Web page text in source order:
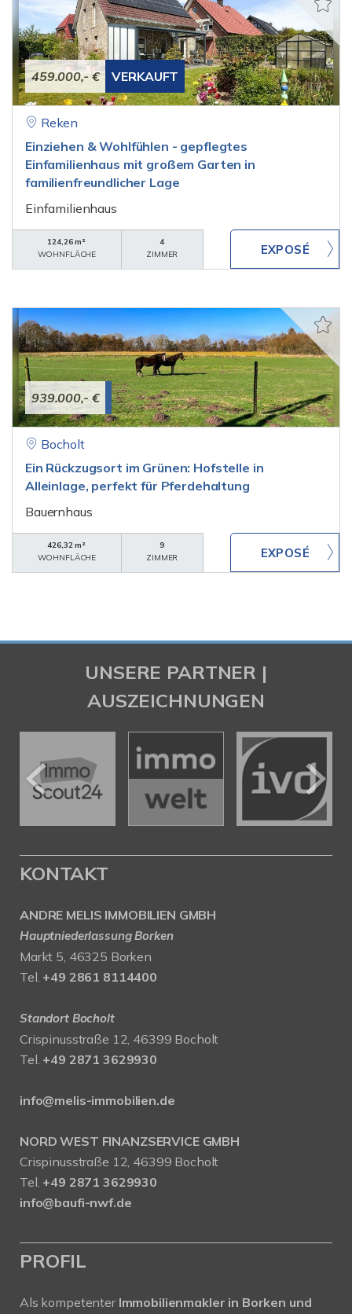
459.000,- € VERKAUFT
Reken
Einziehen & Wohlfühlen - gepflegtes
Einfamilienhaus mit großem Garten in
familienfreundlicher Lage
Einfamilienhaus
124,26 m²
WOHNFLÄCHE
4
ZIMMER
939.000,- €
Bocholt
Ein Rückzugsort im Grünen: Hofstelle in
Alleinlage, perfekt für Pferdehaltung
Bauernhaus
426,32 m²
WOHNFLÄCHE
9
ZIMMER
UNSERE PARTNER |
AUSZEICHNUNGEN
KONTAKT
ANDRE MELIS IMMOBILIEN GMBH
Hauptniederlassung Borken
Markt 5, 46325 Borken
Tel. +49 2861 8114400
Standort Bocholt
Crispinusstraße 12, 46399 Bocholt
Tel. +49 2871 3629930
info@melis-immobilien.de
NORD WEST FINANZSERVICE GMBH
Crispinusstraße 12, 46399 Bocholt
Tel. +49 2871 3629930
info@baufi-nwf.de
PROFIL
Als kompetenter Immobilienmakler in Borken und